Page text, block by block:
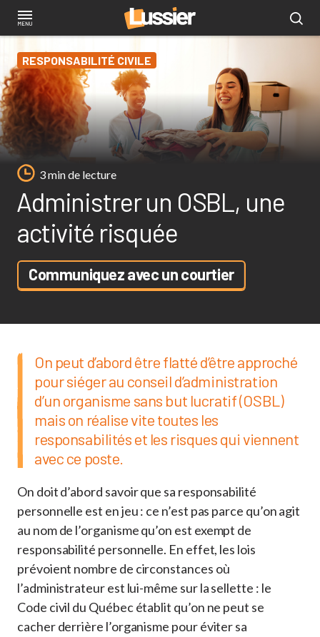
Aller
principal
RESPONSABILITÉ CIVILE
3 min de lecture
Administrer un OSBL, une
activité risquée
Communiquez avec un courtier
On peut d’abord être flatté d’être approché
pour siéger au conseil d’administration
d’un organisme sans but lucratif (OSBL)
mais on réalise vite toutes les
responsabilités et les risques qui viennent
avec ce poste.
On doit d’abord savoir que sa responsabilité
personnelle est en jeu : ce n’est pas parce qu’on agit
au nom de l’organisme qu’on est exempt de
responsabilité personnelle. En effet, les lois
prévoient nombre de circonstances où
l’administrateur est lui-même sur la sellette : le
Code civil du Québec établit qu’on ne peut se
cacher derrière l’organisme pour éviter sa